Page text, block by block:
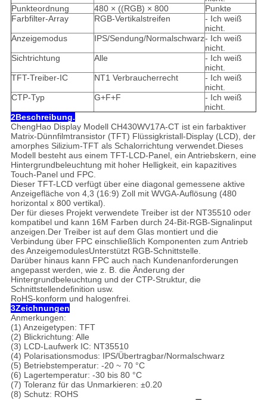
Punkteordnung
480 × ((RGB) × 800
Punkte
Farbfilter-Array
RGB-Vertikalstreifen
- Ich weiß
nicht.
Anzeigemodus
IPS/Sendung/Normalschwarz- Ich weiß
nicht.
Sichtrichtung
Alle
- Ich weiß
nicht.
TFT-Treiber-IC
NT1 Verbraucherrecht
- Ich weiß
nicht.
CTP-Typ
G+F+F
- Ich weiß
nicht.
2Beschreibung.
ChengHao Display Modell CH430WV17A-CT ist ein farbaktiver
Matrix-Dünnfilmtransistor (TFT) Flüssigkristall-Display (LCD), der
amorphes Silizium-TFT als Schalorrichtung verwendet.Dieses
Modell besteht aus einem TFT-LCD-Panel, ein Antriebskern, eine
Hintergrundbeleuchtung mit hoher Helligkeit, ein kapazitives
Touch-Panel und FPC.
Dieser TFT-LCD verfügt über eine diagonal gemessene aktive
Anzeigefläche von 4,3 (16:9) Zoll mit WVGA-Auflösung (480
horizontal x 800 vertikal).
Der für dieses Projekt verwendete Treiber ist der NT35510 oder
kompatibel und kann 16M Farben durch 24-Bit-RGB-Signalinput
anzeigen.Der Treiber ist auf dem Glas montiert und die
Verbindung über FPC einschließlich Komponenten zum Antrieb
des AnzeigemodulesUnterstützt RGB-Schnittstelle.
Darüber hinaus kann FPC auch nach Kundenanforderungen
angepasst werden, wie z. B. die Änderung der
Hintergrundbeleuchtung und der CTP-Struktur, die
Schnittstellendefinition usw.
RoHS-konform und halogenfrei.
3Zeichnungen
Anmerkungen:
(1) Anzeigetypen: TFT
(2) Blickrichtung: Alle
(3) LCD-Laufwerk IC: NT35510
(4) Polarisationsmodus: IPS/Übertragbar/Normalschwarz
(5) Betriebstemperatur: -20 ~ 70 °C
(6) Lagertemperatur: -30 bis 80 °C
(7) Toleranz für das Unmarkieren: ±0.20
(8) Schutz: ROHS